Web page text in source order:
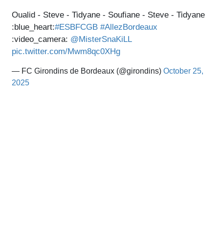
Oualid - Steve - Tidyane - Soufiane - Steve - Tidyane
:blue_heart:#ESBFCGB #AllezBordeaux
:video_camera: @MisterSnaKiLL
pic.twitter.com/Mwm8qc0XHg
— FC Girondins de Bordeaux (@girondins) October 25,
2025